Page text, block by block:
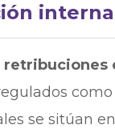
retribuciones
se sitúan